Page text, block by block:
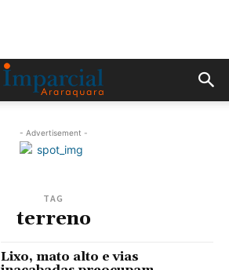
- Advertisement -
TAG
terreno
Lixo, mato alto e vias